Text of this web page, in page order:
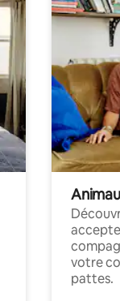
votre
pattes.